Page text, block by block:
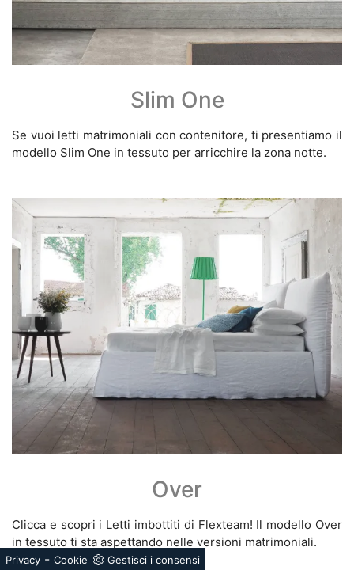
Privacy - Cookie Gestisci i consensi
Slim One
Se vuoi letti matrimoniali con contenitore, ti presentiamo il
modello Slim One in tessuto per arricchire la zona notte.
Over
Clicca e scopri i Letti imbottiti di Flexteam! Il modello Over
in tessuto ti sta aspettando nelle versioni matrimoniali.